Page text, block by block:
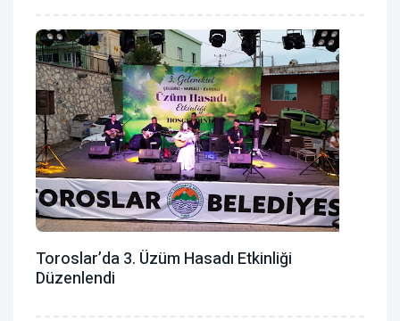
Toroslar’da 3. Üzüm Hasadı Etkinliği
Düzenlendi